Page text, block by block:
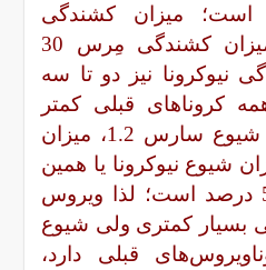
است؛ میزان کشندگی
سارس 10 درصد، میزان کشندگی مِرس 30
نیوکرونا نیز دو تا سه
کروناهای قبلی کمتر
است. از طرف دیگر شیوع سارس 1.2، میزان
1.4 و میزان شیوع نیوکرونا یا همین
کرونای جدید 3.6 تا 5 درصد است؛ لذا ویروس
بسیار کمتری ولی شیوع
قبلی دارد،